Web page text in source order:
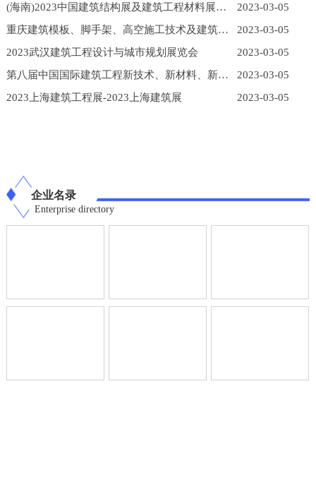
(海南)2023中国建筑结构展及建筑工程材料展览会
2023-03-05
重庆建筑模板、脚手架、高空施工技术及建筑工程机械展
2023-03-05
2023武汉建筑工程设计与城市规划展览会
2023-03-05
第八届中国国际建筑工程新技术、新材料、新工艺及新装备博览会
2023-03-05
2023上海建筑工程展-2023上海建筑展
2023-03-05
企业名录
Enterprise directory